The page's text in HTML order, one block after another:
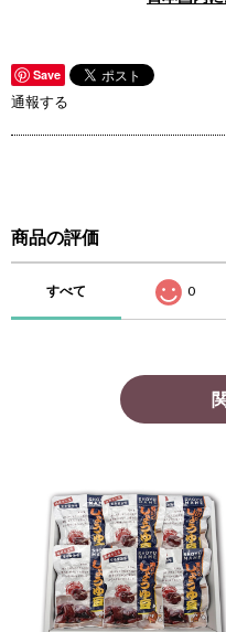
Save
通報する
商品の評価
すべて 0